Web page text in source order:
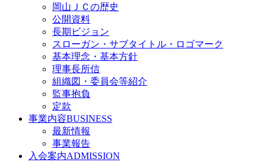
岡山ＪＣの歴史
公開資料
長期ビジョン
スローガン・サブタイトル・ロゴマーク
基本理念・基本方針
理事長所信
組織図・委員会等紹介
監事抱負
定款
事業内容BUSINESS
最新情報
事業報告
入会案内ADMISSION